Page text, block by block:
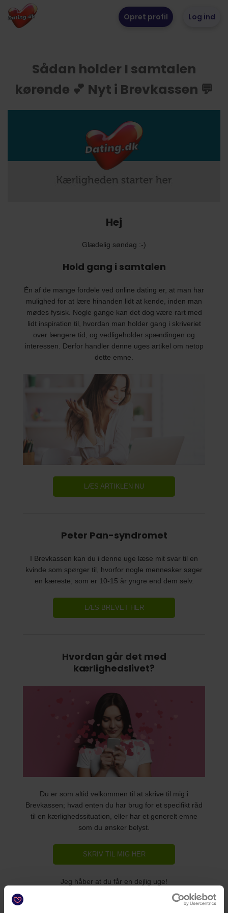
Opret profil Log ind
Sådan holder I samtalen
kørende 💕 Nyt i Brevkassen 💬
Hej
Glædelig søndag :-)
Hold gang i samtalen
Én af de mange fordele ved online dating er, at man har
mulighed for at lære hinanden lidt at kende, inden man
mødes fysisk. Nogle gange kan det dog være rart med
lidt inspiration til, hvordan man holder gang i skriveriet
over længere tid, og vedligeholder spændingen og
interessen. Derfor handler denne uges artikel om netop
dette emne.
LÆS ARTIKLEN NU
Peter Pan-syndromet
I Brevkassen kan du i denne uge læse mit svar til en
kvinde som spørger til, hvorfor nogle mennesker søger
en kæreste, som er 10-15 år yngre end dem selv.
LÆS BREVET HER
Hvordan går det med
kærlighedslivet?
Du er som altid velkommen til at skrive til mig i
Brevkassen; hvad enten du har brug for et specifikt råd
til en kærlighedssituation, eller har et generelt emne
som du ønsker belyst.
SKRIV TIL MIG HER
Jeg håber at du får en dejlig uge!